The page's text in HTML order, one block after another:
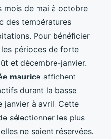
mois de mai à octobre
des températures
Pour bénéficier
périodes de forte
et décembre-janvier.
maurice affichent
durant la basse
janvier à avril. Cette
sélectionner les plus
ne soient réservées.